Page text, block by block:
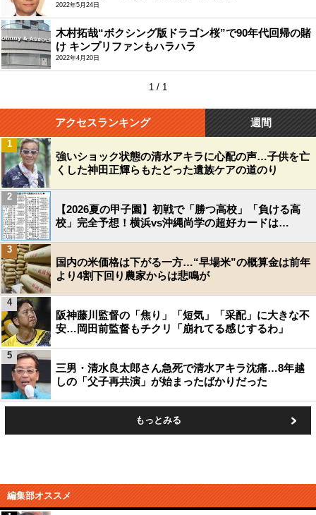
2022年5月24日
木村拓哉“ボクシング版ドラゴン桜”で90年代回帰の賭
け キンプリファンもハラハラ
2022年4月20日
1 / 1
アクセスランキング 週間
強いショック状態の清水アキラに心配の声…子供を亡
くした神田正輝らもたどった遺族ケアの道のり
1
【2026夏の甲子園】初戦で「勝つ高校」「負ける高
校」完全予想！横浜vs沖縄尚学の超好カードは…
2
国内の米価格は下がる一方…“早場米”の概算金は前年
より4割下回り農家からは悲鳴が
3
阪神藤川監督の「焦り」「短気」「采配」に大きな不
安…岡田前監督もチクリ「崩れてる感じするわ」
4
三男・清水良太郎さん急死で清水アキラ沈痛…8年越
しの「父子再共演」が始まったばかりだった
5
もっとみる
編集部オススメ